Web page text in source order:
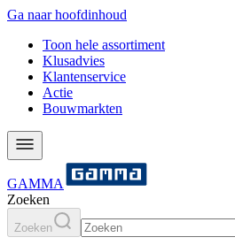
Ga naar hoofdinhoud
Toon hele assortiment
Klusadvies
Klantenservice
Actie
Bouwmarkten
GAMMA
Zoeken
Zoeken